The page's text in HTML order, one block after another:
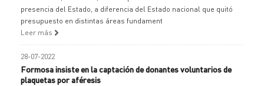
presencia del Estado, a diferencia del Estado nacional que quitó
presupuesto en distintas áreas fundament
Leer más
28-07-2022
Formosa insiste en la captación de donantes voluntarios de
plaquetas por aféresis